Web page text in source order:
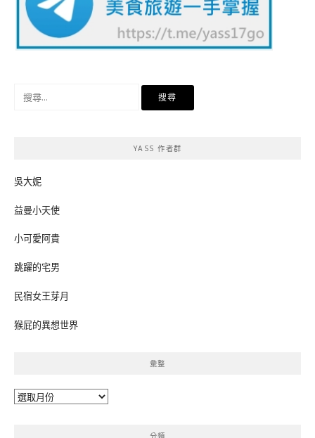
YASS 作者群
吳大妮
益曼小天使
小可愛阿貴
跳躍的宅男
民宿女王芽月
猴屁的異想世界
彙整
彙
分類